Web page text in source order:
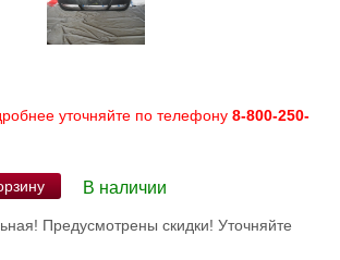
уточняйте по телефону 8-800-250-
В наличии
Предусмотрены скидки! Уточняйте